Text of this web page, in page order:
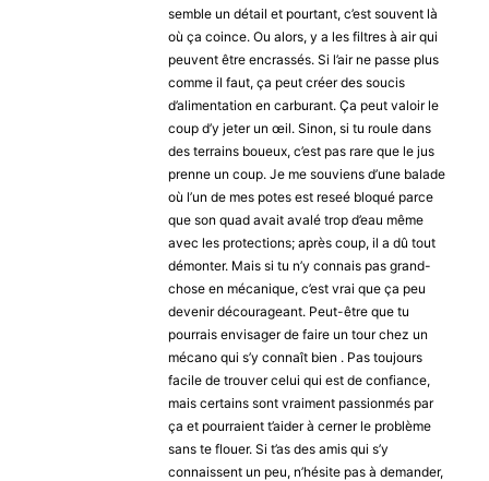
semble un détail et pourtant, c’est souvent là
où ça coince. Ou alors, y a les filtres à air qui
peuvent être encrassés. Si l’air ne passe plus
comme il faut, ça peut créer des soucis
d’alimentation en carburant. Ça peut valoir le
coup d’y jeter un œil. Sinon, si tu roule dans
des terrains boueux, c’est pas rare que le jus
prenne un coup. Je me souviens d’une balade
où l’un de mes potes est reseé bloqué parce
que son quad avait avalé trop d’eau même
avec les protections; après coup, il a dû tout
démonter. Mais si tu n’y connais pas grand-
chose en mécanique, c’est vrai que ça peu
devenir décourageant. Peut-être que tu
pourrais envisager de faire un tour chez un
mécano qui s’y connaît bien . Pas toujours
facile de trouver celui qui est de confiance,
mais certains sont vraiment passionmés par
ça et pourraient t’aider à cerner le problème
sans te flouer. Si t’as des amis qui s’y
connaissent un peu, n’hésite pas à demander,